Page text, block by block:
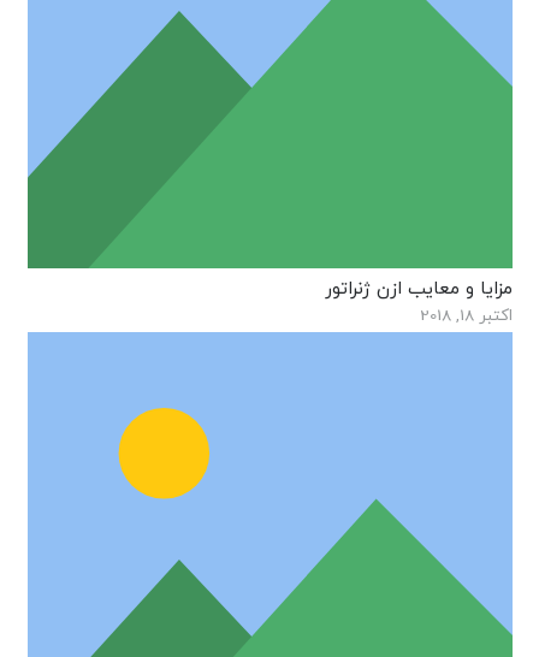
مزایا و معایب ازن ژنراتور
اکتبر 18, 2018